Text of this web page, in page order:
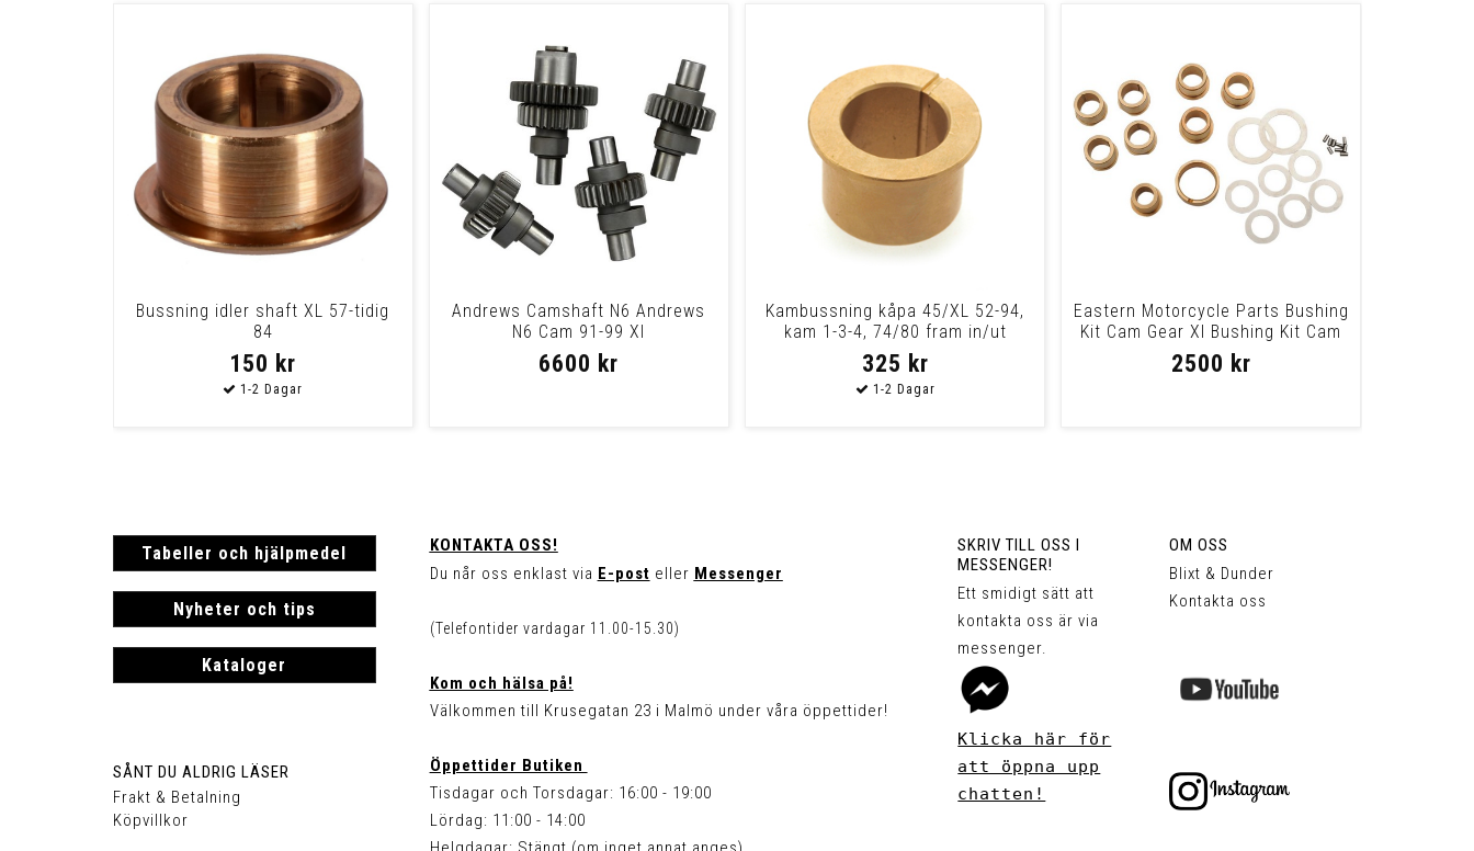
Bussning idler shaft XL 57-tidig
84
150 kr
Andrews Camshaft N6 Andrews
N6 Cam 91-99 Xl
6600 kr
Kambussning kåpa 45/XL 52-94,
kam 1-3-4, 74/80 fram in/ut
325 kr
Eastern Motorcycle Parts Bushing
Kit Cam Gear Xl Bushing Kit Cam
Gear
2500 kr
Tabeller och hjälpmedel
Nyheter och tips
Kataloger
SÅNT DU ALDRIG LÄSER
Frakt & Betalning
Köpvillkor
KONTAKTA OSS!
Du når oss enklast via E-post eller Messenger
(Telefontider vardagar 11.00-15.30)
Kom och hälsa på!
Välkommen till Krusegatan 23 i Malmö under våra öppettider!
Öppettider Butiken
Tisdagar och Torsdagar: 16:00 - 19:00
Lördag: 11:00 - 14:00
SKRIV TILL OSS I
MESSENGER!
Ett smidigt sätt att
kontakta oss är via
messenger.
Klicka här för
att öppna upp
chatten!
OM OSS
Blixt & Dunder
Kontakta oss